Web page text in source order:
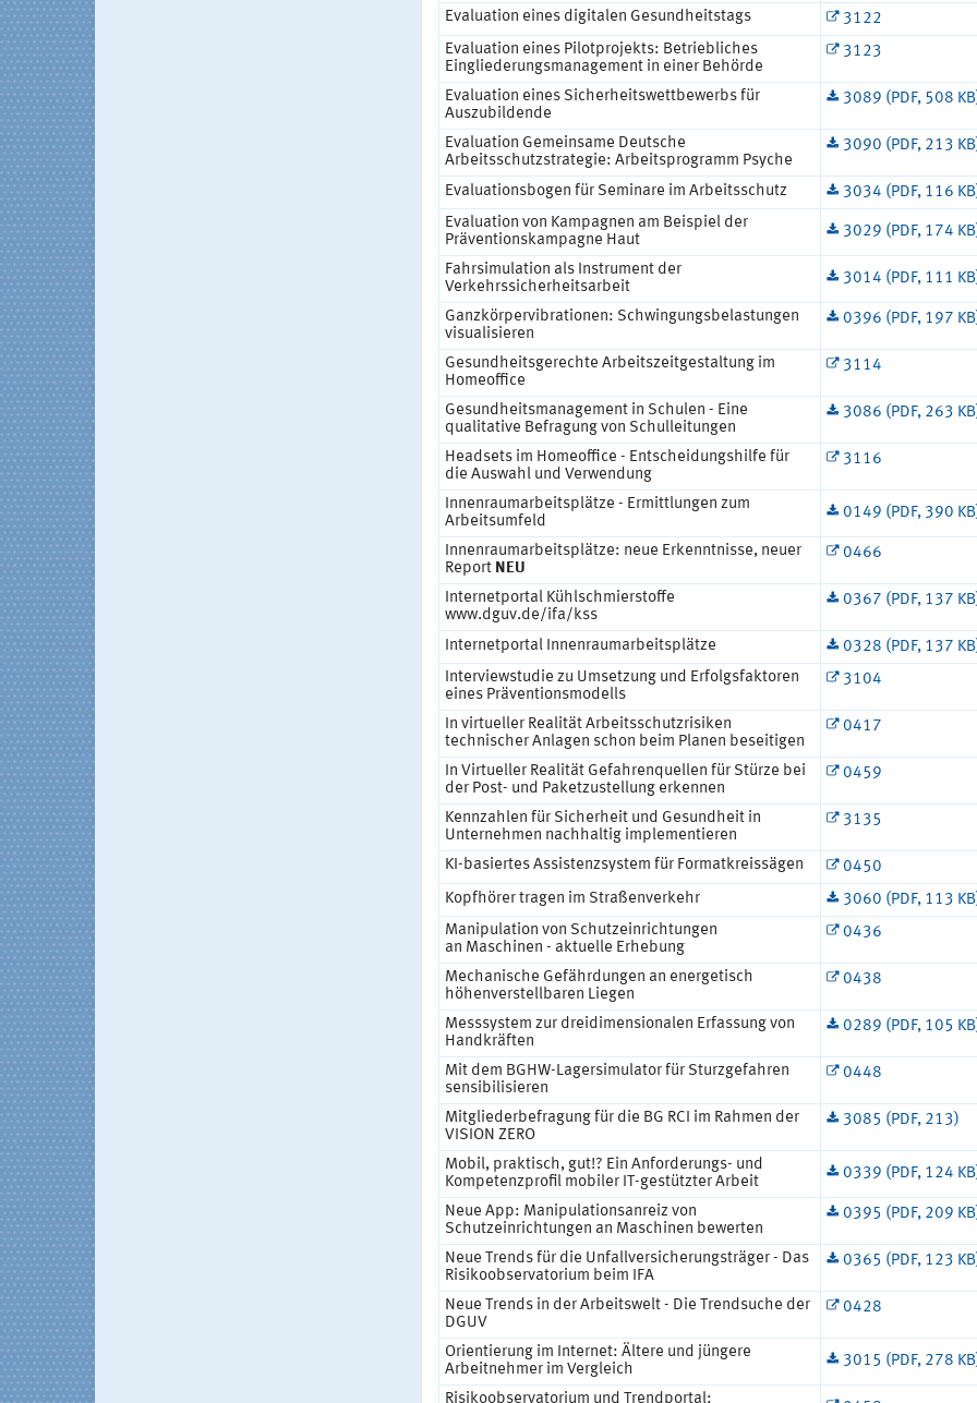
Evaluation eines digitalen Gesundheitstags
3122
Evaluation eines Pilotprojekts: Betriebliches
Eingliederungsmanagement in einer Behörde
3123
Evaluation eines Sicherheitswettbewerbs für
Auszubildende
3089 (PDF, 508
Evaluation Gemeinsame Deutsche
Arbeitsschutzstrategie: Arbeitsprogramm Psyche
3090 (PDF, 213
Evaluationsbogen für Seminare im Arbeitsschutz
3034 (PDF, 116
Evaluation von Kampagnen am Beispiel der
Präventionskampagne Haut
3029 (PDF, 174
Fahrsimulation als Instrument der
Verkehrssicherheitsarbeit
3014 (PDF, 111
Ganzkörpervibrationen: Schwingungsbelastungen
visualisieren
0396 (PDF, 197
Gesundheitsgerechte Arbeitszeitgestaltung im
Homeoffice
3114
Gesundheitsmanagement in Schulen - Eine
qualitative Befragung von Schulleitungen
3086 (PDF, 263
Headsets im Homeoffice - Entscheidungshilfe für
die Auswahl und Verwendung
3116
Innenraumarbeitsplätze - Ermittlungen zum
Arbeitsumfeld
0149 (PDF, 390
Innenraumarbeitsplätze: neue Erkenntnisse, neuer
Report NEU
0466
Internetportal Kühlschmierstoffe
www.dguv.de/ifa/kss
0367 (PDF, 137
Internetportal Innenraumarbeitsplätze
0328 (PDF, 137
Interviewstudie zu Umsetzung und Erfolgsfaktoren
eines Präventionsmodells
3104
In virtueller Realität Arbeitsschutzrisiken
technischer Anlagen schon beim Planen beseitigen
0417
In Virtueller Realität Gefahrenquellen für Stürze bei
der Post- und Paketzustellung erkennen
0459
Kennzahlen für Sicherheit und Gesundheit in
Unternehmen nachhaltig implementieren
3135
KI-basiertes Assistenzsystem für Formatkreissägen
0450
Kopfhörer tragen im Straßenverkehr
3060 (PDF, 113
Manipulation von Schutzeinrichtungen
an Maschinen - aktuelle Erhebung
0436
Mechanische Gefährdungen an energetisch
höhenverstellbaren Liegen
0438
Messsystem zur dreidimensionalen Erfassung von
Handkräften
0289 (PDF, 105
Mit dem BGHW-Lagersimulator für Sturzgefahren
sensibilisieren
0448
Mitgliederbefragung für die BG RCI im Rahmen der
VISION ZERO
3085 (PDF, 213)
Mobil, praktisch, gut!? Ein Anforderungs- und
Kompetenzprofil mobiler IT-gestützter Arbeit
0339 (PDF, 124
Neue App: Manipulationsanreiz von
Schutzeinrichtungen an Maschinen bewerten
0395 (PDF, 209
Neue Trends für die Unfallversicherungsträger - Das
Risikoobservatorium beim IFA
0365 (PDF, 123
Neue Trends in der Arbeitswelt - Die Trendsuche der
DGUV
0428
Orientierung im Internet: Ältere und jüngere
Arbeitnehmer im Vergleich
3015 (PDF, 278
Risikoobservatorium und Trendportal: